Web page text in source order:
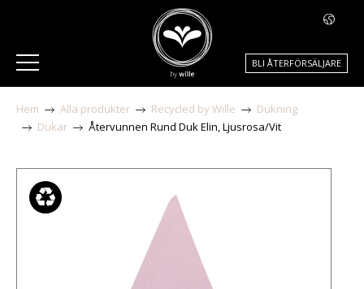
BLI ÅTERFÖRSÄLJARE
Hem Alla produkter Recycled by Wille
Dukning
Dukar
Återvunnen Rund Duk Elin, Ljusrosa/Vit